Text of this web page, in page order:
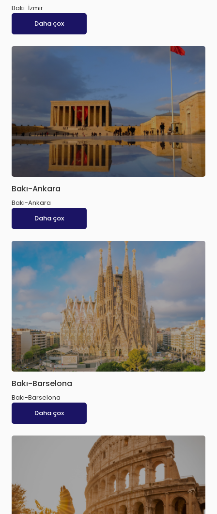
Bakı-İzmir
Daha çox
Bakı-Ankara
Bakı-Ankara
Daha çox
Bakı-Barselona
Bakı-Barselona
Daha çox